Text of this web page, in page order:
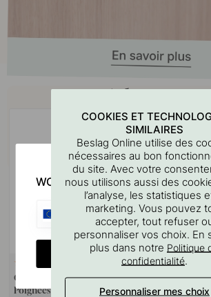
Achetez avec
Gabarit De Perçage Pour
Poignées Et Boutons
Goupille à
pièce
COOKIES ET
SIMILAIRES
Beslag Online utilise des
nécessaires au bon
du site. Avec votre
nous utilisons aussi des
l’analyse, les statistiques
marketing. Vous pouvez
accepter, tout refuser
personnaliser vos choix. En
plus dans notre Politique
confidentialité.
Personnaliser mes choix
WOULD YOU RATHER VISIT?
CHANGE COUNTRY